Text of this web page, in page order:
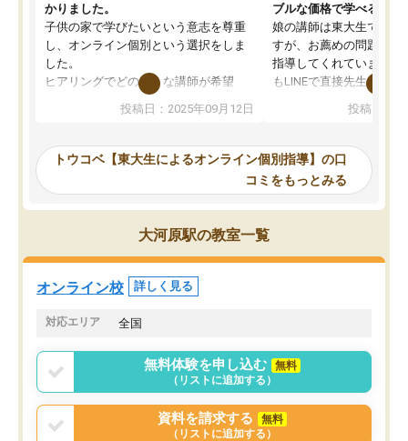
かりました。
子供の家で学びたいという意志を尊重
し、オンライン個別という選択をしま
した。
ヒアリングでどのような講師が希望
か、オプションは付帯するかなど選ぶ
事が出来ました。
ーティングを行い、その講師で良いか
見てから講師を決定する事ができま
す。
うちの子は、初回面談の講師の方で決
オンラインツールを使用した単語帳の
共有があり宿題もそちらで出される形
でした。
言う事で講師変更の申し出があり、あ
まりに短期での変更だった為、塾に通
う事にして退会しました。遅れも取り
戻せ、授業内容や講師の方は良かった
と思います。
投稿日：2025年09月12日
ブルな価格で学べる
娘の講師は東大生では無
すが、お薦めの問題集や
指導してくれています。
もLINEで直接先生に質問
めれるので、個人に合
いなのがあり(有料)、受
ことをどんなスケジュー
くか相談したのですが、
ち期待したものではなく
くなってきたようなので
投稿日：
トウコベ【東大生によるオンライン個別指導】の口
コミをもっとみる
大河原駅の教室一覧
オンライン校 詳しく見る
対応エリア 全国
無料体験を申し込む
無料
（リストに追加する）
資料を請求する
無料
（リストに追加する）